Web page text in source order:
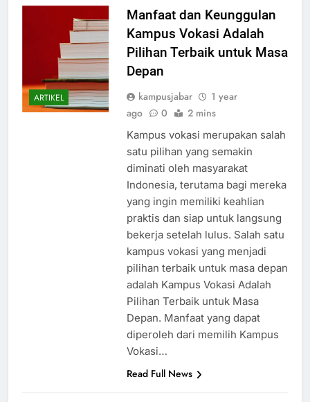
ARTIKEL
Manfaat dan Keunggulan
Kampus Vokasi Adalah
Pilihan Terbaik untuk Masa
Depan
kampusjabar
1 year
Kampus vokasi merupakan salah
satu pilihan yang semakin
diminati oleh masyarakat
Indonesia, terutama bagi mereka
yang ingin memiliki keahlian
praktis dan siap untuk langsung
bekerja setelah lulus. Salah satu
kampus vokasi yang menjadi
pilihan terbaik untuk masa depan
adalah Kampus Vokasi Adalah
Pilihan Terbaik untuk Masa
Depan. Manfaat yang dapat
diperoleh dari memilih Kampus